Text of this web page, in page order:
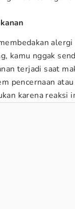
kamu nggak
terjadi saat
pencernaan
karena reaksi